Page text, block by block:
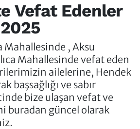
Vefat Edenler
Mahallesinde , Aksu
Mahallesinde vefat eden
ailelerine, Hendek
başsağlığı ve sabır
bize ulaşan vefat ve
buradan güncel olarak
Reklam Servisi